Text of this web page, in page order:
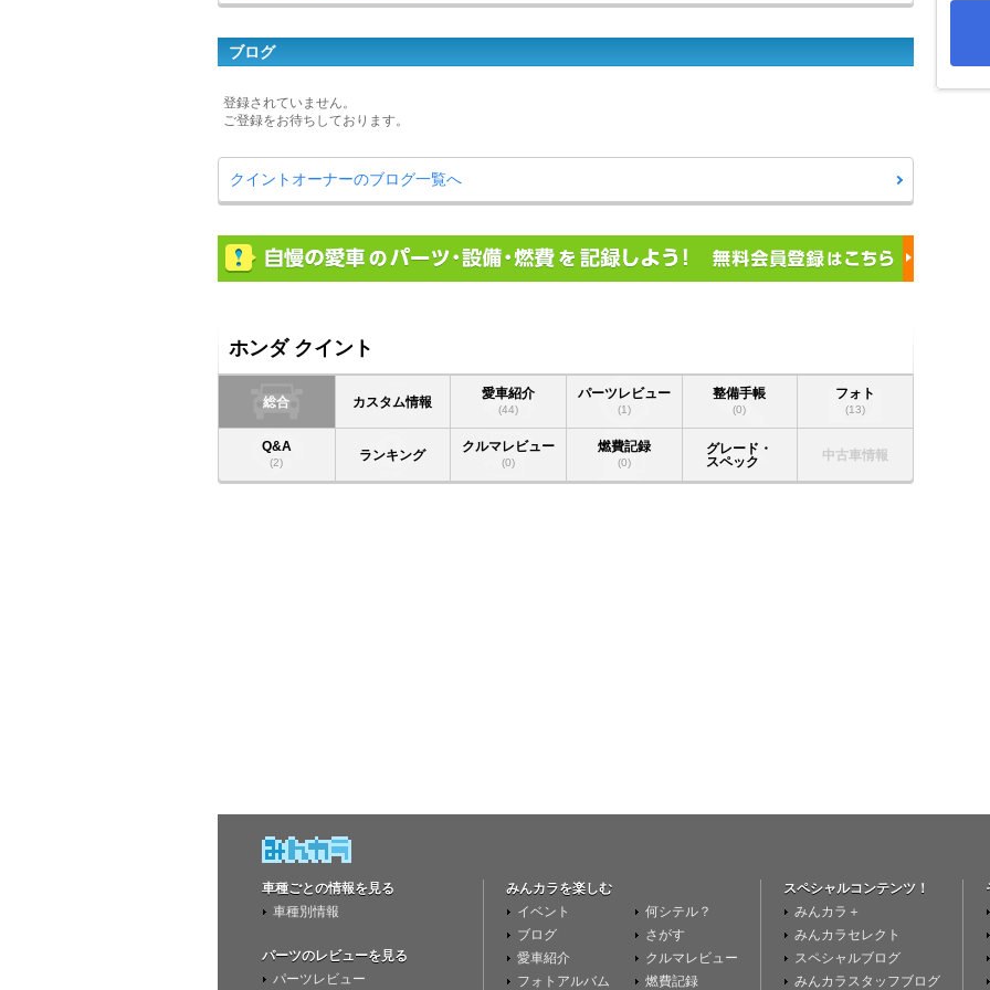
ブログ
登録されていません。
ご登録をお待ちしております。
クイントオーナーのブログ一覧へ
ホンダ クイント
総合 カスタム情報
愛車紹介
(44)
パーツレビュー
(1)
整備手帳
(0)
フォト
(13)
Q&A
(2) ランキング
クルマレビュー
(0)
燃費記録
(0)
グレード・
スペック
中古車情報
車種ごとの情報を見る
車種別情報
パーツのレビューを見る
パーツレビュー
みんカラを楽しむ
イベント
ブログ
愛車紹介
フォトアルバム
何シテル？
さがす
クルマレビュー
燃費記録
スペシャルコンテンツ！
みんカラ＋
みんカラセレクト
スペシャルブログ
みんカラスタッフブログ